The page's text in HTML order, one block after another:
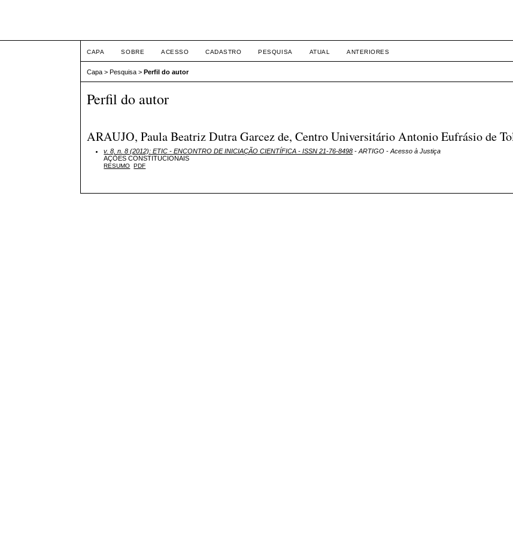
CAPA SOBRE ACESSO CADASTRO PESQUISA ATUAL ANTERIORES
Capa >Pesquisa >Perfil do autor
Perfil do autor
ARAUJO, Paula Beatriz Dutra Garcez de, Centro Universitário Antonio Eufrásio de
v. 8, n. 8 (2012): ETIC - ENCONTRO DE INICIAÇÃO CIENTÍFICA - ISSN 21-76-8498 - ARTIGO - Acesso à Justiça
AÇÕES CONSTITUCIONAIS
RESUMO PDF